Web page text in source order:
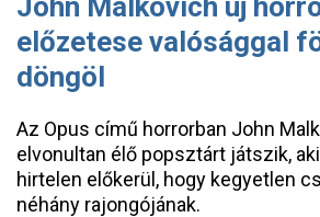
John Malkovich új
előzetese valósággal
döngöl
Az Opus című horrorban John
elvonultan élő popsztárt játszik,
hirtelen előkerül, hogy kegyetlen
néhány rajongójának.